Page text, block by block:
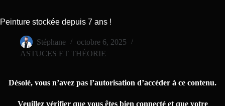
Peinture stockée depuis 7 ans !
Stéphane
octobre 6, 2025
ASTUCES ET THÉORIE
Désolé, vous n’avez pas l’autorisation d’accéder à ce contenu.
Veuillez vérifier que vous êtes bien connecté et que votre